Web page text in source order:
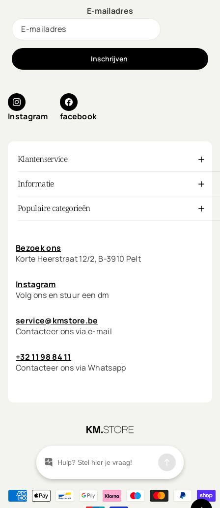
E-mailadres
Inschrijven
Instagram facebook
Klantenservice
Informatie
Populaire categorieën
Bezoek ons
Korte Heerstraat 12/2, B-3910 Pelt
Instagram
Volg ons en stuur een dm
service@kmstore.be
Contacteer ons via e-mail
+32 11 98 84 11
Contacteer ons via Whatsapp